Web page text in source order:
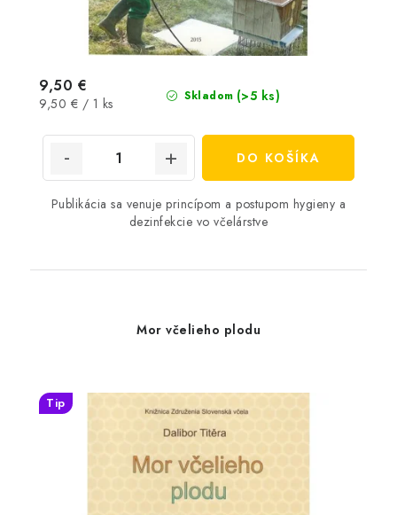
Skladom (>5 ks)
9,50 €
Jednotková
9,50 € / 1 ks
DO KOŠÍKA
Publikácia sa venuje princípom a postupom hygieny a
dezinfekcie vo včelárstve
Mor včelieho plodu
Tip